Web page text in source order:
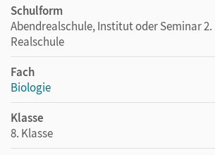
Schulform
Abendrealschule, Institut oder Seminar 2.
Realschule
Fach
Biologie
Klasse
8. Klasse